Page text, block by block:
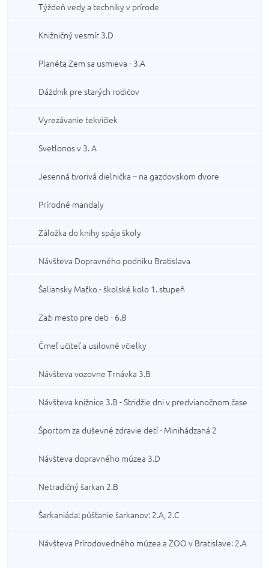
Týždeň vedy a techniky v prírode
Knižničný vesmír 3.D
Planéta Zem sa usmieva - 3.A
Dáždnik pre starých rodičov
Vyrezávanie tekvičiek
Svetlonos v 3. A
Jesenná tvorivá dielnička – na gazdovskom dvore
Prírodné mandaly
Záložka do knihy spája školy
Návšteva Dopravného podniku Bratislava
Šaliansky Maťko - školské kolo 1. stupeň
Zaži mesto pre deti - 6.B
Čmeľ učiteľ a usilovné včielky
Návšteva vozovne Trnávka 3.B
Návšteva knižnice 3.B - Stridžie dni v predvianočnom čase
Športom za duševné zdravie detí - Minihádzaná 2
Návšteva dopravného múzea 3.D
Netradičný šarkan 2.B
Šarkaniáda: púšťanie šarkanov: 2.A, 2.C
Návšteva Prírodovedného múzea a ZOO v Bratislave: 2.A